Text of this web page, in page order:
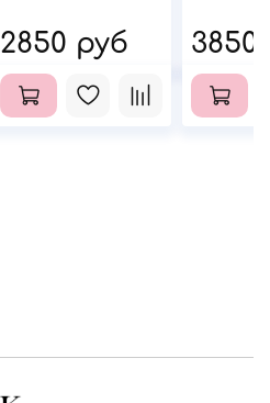
2850 руб 3850